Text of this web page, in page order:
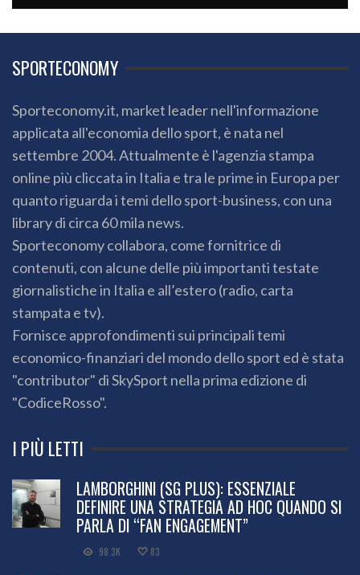
SPORTECONOMY
Sporteconomy.it, market leader nell'informazione
applicata all'economia dello sport, è nata nel
settembre 2004. Attualmente è l'agenzia stampa
online più cliccata in Italia e tra le prime in Europa per
quanto riguarda i temi dello sport-business, con una
library di circa 60 mila news.
Sporteconomy collabora, come fornitrice di
contenuti, con alcune delle più importanti testate
giornalistiche in Italia e all’estero (radio, carta
stampata e tv).
Fornisce approfondimenti sui principali temi
economico-finanziari del mondo dello sport ed è stata
"contributor" di SkySport nella prima edizione di
"CodiceRosso".
I PIÙ LETTI
LAMBORGHINI (SG PLUS): ESSENZIALE
DEFINIRE UNA STRATEGIA AD HOC QUANDO SI
PARLA DI “FAN ENGAGEMENT”
98.3K 83